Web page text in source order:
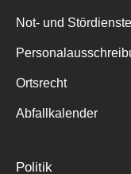
Not- und Stördienste
Ortsrecht
Abfallkalender
Politik